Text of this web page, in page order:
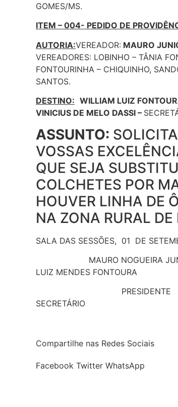
GOMES/MS.
ITEM – 004- PEDIDO DE
AUTORIA:VEREADOR: MAURO
VEREADORES: LOBINHO – TÂNIA
FONTOURINHA – CHIQUINHO,
SANTOS.
DESTINO: WILLIAM LUIZ
VINICIUS DE MELO DASSI –
ASSUNTO:
VOSSAS
QUE SEJA
COLCHETES POR
HOUVER LINHA DE
NA ZONA RURAL
SALA DAS SESSÕES, 01 DE
MAURO NOGUEIRA
LUIZ MENDES FONTOURA
SECRETÁRIO
Compartilhe nas Redes Sociais
Facebook Twitter WhatsApp